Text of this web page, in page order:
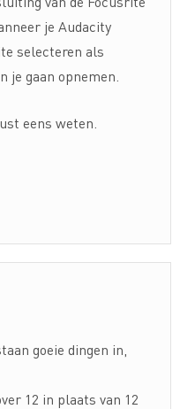
je Audacity
selecteren als
je gaan opnemen.
eens weten.
goeie dingen in,
12 in plaats van 12